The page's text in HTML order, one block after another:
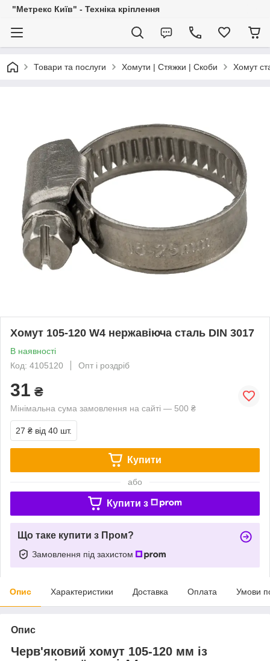
"Метрекс Київ" - Техніка кріплення
Товари та послуги Хомути | Стяжки | Скоби Хомут
Хомут 105-120 W4 нержавіюча сталь DIN 3017
В наявності
Код: 4105120
Опт і роздріб
31 ₴
Мінімальна сума замовлення на сайті — 500 ₴
27 ₴ від 40 шт.
Купити
або
Купити з
Що таке купити з Пром?
Замовлення під захистом
Опис Характеристики Доставка Оплата Умови
Опис
Черв'яковий хомут 105-120 мм із